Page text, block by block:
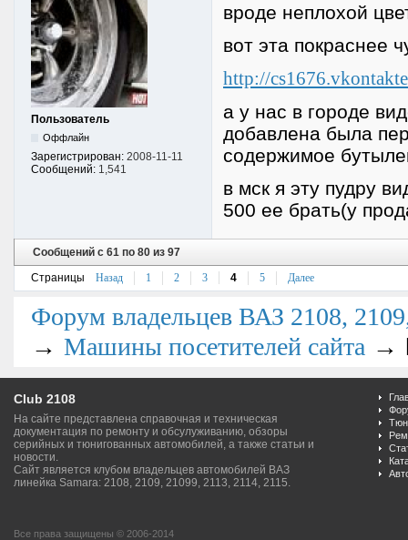
Пользователь
Оффлайн
Зарегистрирован: 2008-11-11
Сообщений: 1,541
вроде неплохой
вот эта покраснее
http://
а у нас в городе
добавлена была
содержимое
в мск я эту пудру
500 ее брать(у
Сообщений с 61 по 80 из 97
Страницы
Назад 1 2 3 4 5 Далее
Форум владельцев ВАЗ 2108,
→ Машины посетителей сайта →
Club 2108
На сайте представлена справочная и техническая
документация по ремонту и обсулуживанию, обзоры
серийных и тюнигованных автомобилей, а также статьи и
новости.
Сайт является клубом владельцев автомобилей ВАЗ
линейка Samara: 2108, 2109, 21099, 2113, 2114, 2115.
Все права защищены © 2006-2014